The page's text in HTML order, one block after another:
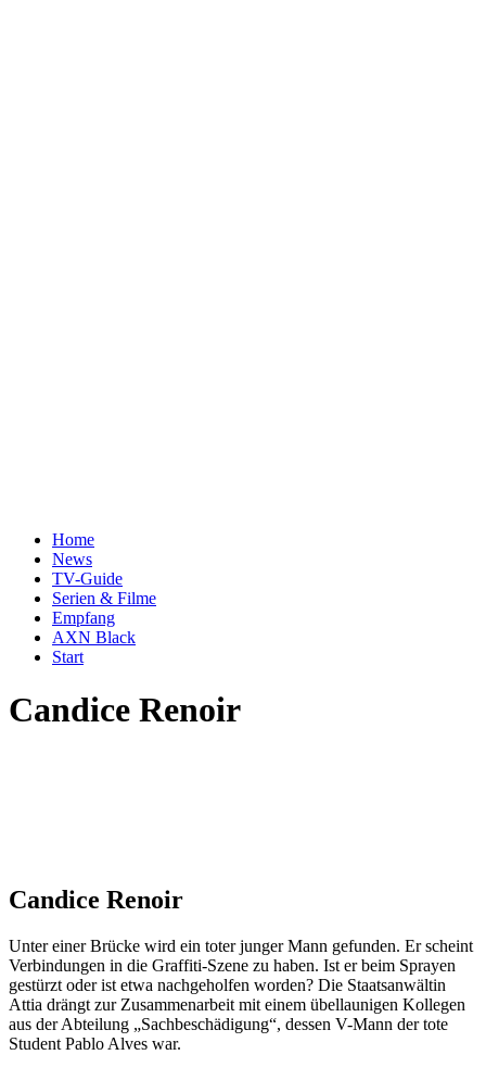
Home
News
TV-Guide
Serien & Filme
Empfang
AXN Black
Start
Candice Renoir
Candice Renoir
Unter einer Brücke wird ein toter junger Mann gefunden. Er scheint
Verbindungen in die Graffiti-Szene zu haben. Ist er beim Sprayen
gestürzt oder ist etwa nachgeholfen worden? Die Staatsanwältin
Attia drängt zur Zusammenarbeit mit einem übellaunigen Kollegen
aus der Abteilung „Sachbeschädigung“, dessen V-Mann der tote
Student Pablo Alves war.